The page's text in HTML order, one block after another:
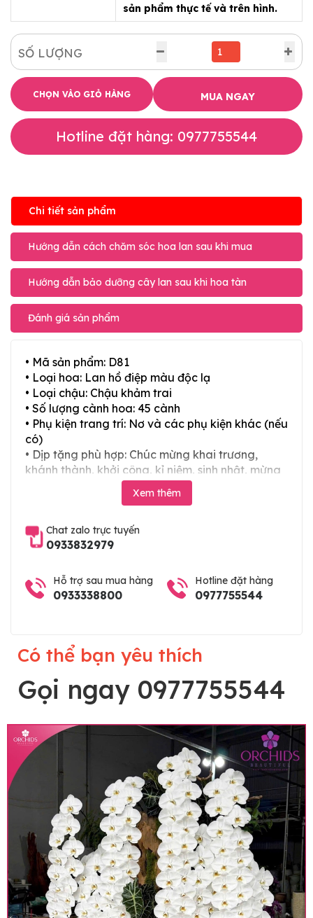
sản phẩm thực tế và trên hình.
SỐ LƯỢNG
CHỌN VÀO GIỎ HÀNG MUA NGAY
Hotline đặt hàng: 0977755544
Chi tiết sản phẩm
Hướng dẫn cách chăm sóc hoa lan sau khi mua
Hướng dẫn bảo dưỡng cây lan sau khi hoa tàn
Đánh giá sản phẩm
• Mã sản phẩm: D81
• Loại hoa: Lan hồ điệp màu độc lạ
• Loại chậu: Chậu khảm trai
• Số lượng cành hoa: 45 cành
• Phụ kiện trang trí: Nơ và các phụ kiện khác (nếu
có)
• Dịp tặng phù hợp: Chúc mừng khai trương,
khánh thành, khởi công, kỉ niệm, sinh nhật, mừng
thọ, mừng cưới, tân gia và các ngày lễ tết trong
năm. Hoặc làm chậu hoa lan chia buồn, hoa lan
Lưu ý trước khi đặt hàng
Xem thêm
Chat zalo trực tuyến
0933832979
Hỗ trợ sau mua hàng
0933338800
Hotline đặt hàng
0977755544
Có thể bạn yêu thích
Gọi ngay 0977755544